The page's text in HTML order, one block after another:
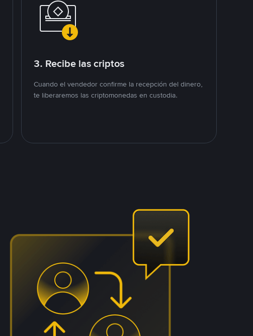
3. Recibe las criptos
Cuando el vendedor confirme la recepción del dinero,
te liberaremos las criptomonedas en custodia.